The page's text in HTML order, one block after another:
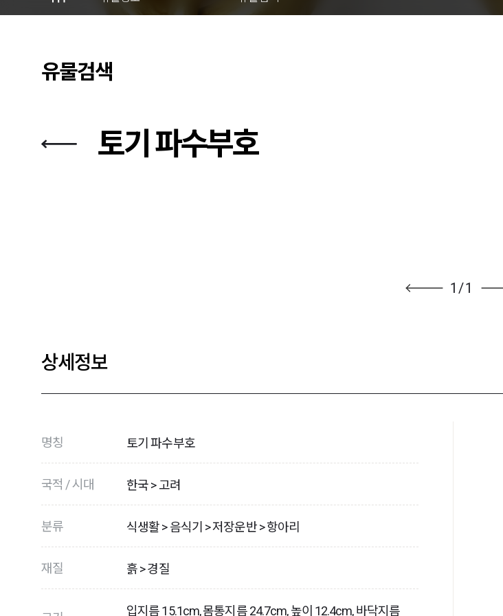
유물검색
토기 파수부호
1/1
상세정보
명칭 토기 파수부호
국적 / 시대 한국 > 고려
분류 식생활 > 음식기 > 저장운반 > 항아리
재질 흙 > 경질
입지름 15.1cm, 몸통지름 24.7cm, 높이 12.4cm, 바닥지름